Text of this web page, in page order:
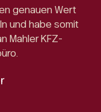
genauen Wert
und habe somit
Mahler KFZ-